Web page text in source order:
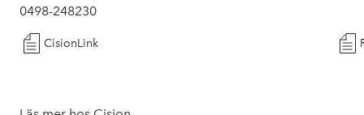
0498-248230
CisionLink